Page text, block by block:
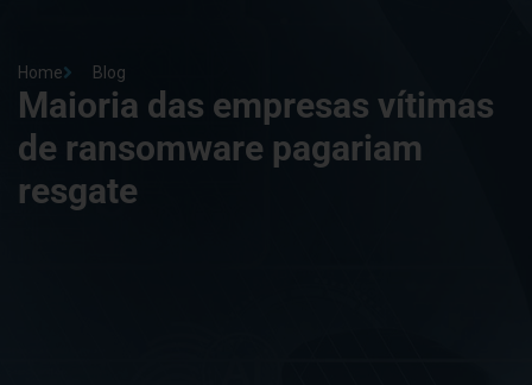
Home Blog
Maioria das empresas vítimas
de ransomware pagariam
resgate